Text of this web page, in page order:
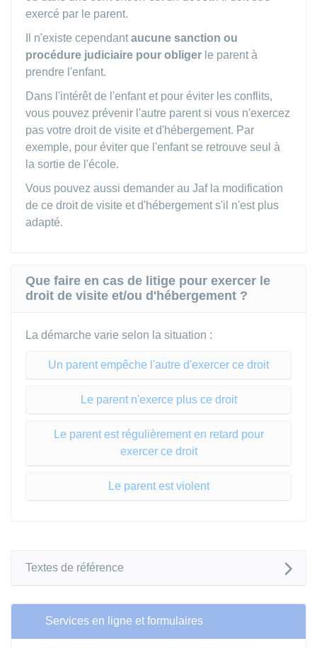
exercé par le parent.
Il n'existe cependant aucune sanction ou
procédure judiciaire pour obliger le parent à
prendre l'enfant.
Dans l'intérêt de l'enfant et pour éviter les conflits,
vous pouvez prévenir l'autre parent si vous n'exercez
pas votre droit de visite et d'hébergement. Par
exemple, pour éviter que l'enfant se retrouve seul à
la sortie de l'école.
Vous pouvez aussi demander au Jafla modification
de ce droit de visite et d'hébergement s'il n'est plus
adapté.
Que faire en cas de litige pour exercer le
droit de visite et/ou d'hébergement ?
La démarche varie selon la situation :
Un parent empêche l'autre d'exercer ce droit
Le parent n'exerce plus ce droit
Le parent est régulièrement en retard pour
exercer ce droit
Le parent est violent
Textes de référence
Services en ligne et formulaires